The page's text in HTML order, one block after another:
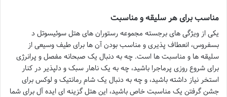
مناسب برای هر سلیقه و مناسبت
یکی از ویژگی های برجسته مجموعه رستوران های هتل سوئیسوتل د
بسفروس، انعطاف پذیری و مناسب بودن آن ها برای طیف وسیعی از
سلیقه ها و مناسبت ها است. چه به دنبال یک صبحانه مفصل و پرانرژی
برای شروع روزی پرماجرا باشید، چه به یک ناهار سبک و دلپذیر در کنار
استخر نیاز داشته باشید، و چه به دنبال یک شام رمانتیک و لوکس برای
جشن گرفتن یک مناسبت خاص باشید، این هتل گزینه ای ایده آل برای شما